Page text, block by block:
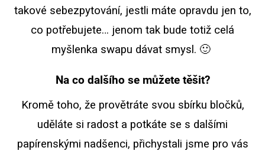
takové sebezpytování, jestli máte opravdu jen to,
co potřebujete… jenom tak bude totiž celá
myšlenka swapu dávat smysl. 🙂
Na co dalšího se můžete těšit?
Kromě toho, že provětráte svou sbírku bločků,
uděláte si radost a potkáte se s dalšími
papírenskými nadšenci, přichystali jsme pro vás